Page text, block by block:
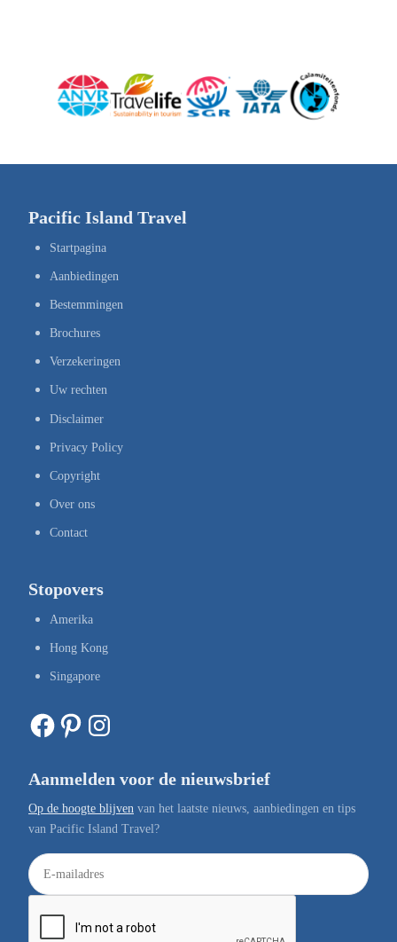
Pacific Island Travel
Startpagina
Aanbiedingen
Bestemmingen
Brochures
Verzekeringen
Uw rechten
Disclaimer
Privacy Policy
Copyright
Over ons
Contact
Stopovers
Amerika
Hong Kong
Singapore
Facebook Pinterest Instagram
Aanmelden voor de nieuwsbrief
Op de hoogte blijven van het laatste nieuws, aanbiedingen en tips
van Pacific Island Travel?
E
-